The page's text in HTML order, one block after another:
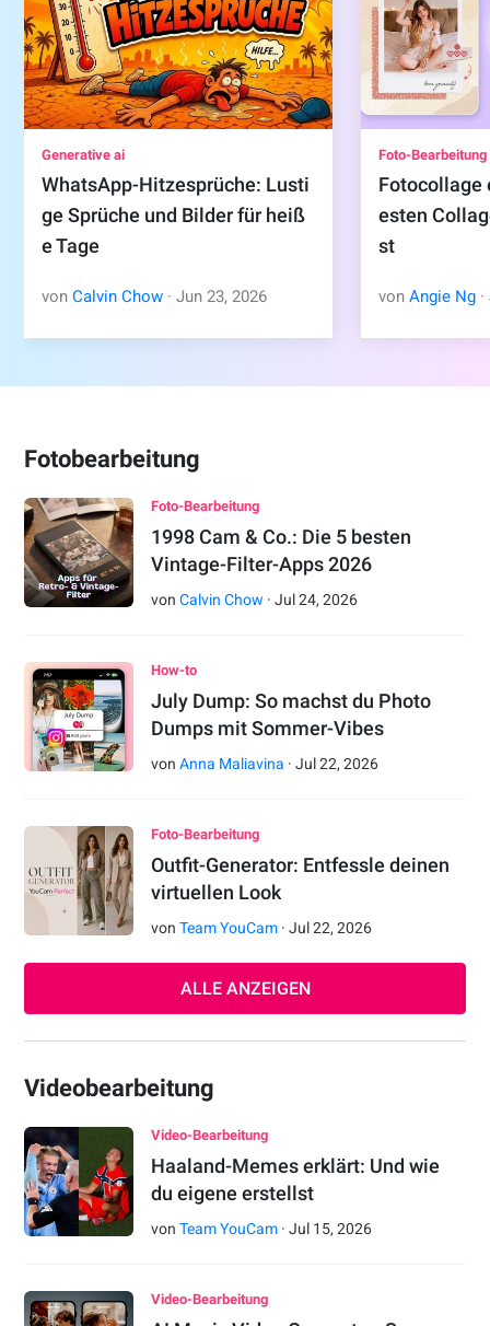
Generative ai
WhatsApp-Hitzesprüche: Lusti
ge Sprüche und Bilder für heiß
e Tage
vonCalvin Chow ·Jun 23, 2026
Foto-Bearbeitung
Fotocollage
esten
st
vonAngie Ng ·
Fotobearbeitung
Foto-Bearbeitung
1998 Cam & Co.: Die 5 besten
Vintage-Filter-Apps 2026
vonCalvin Chow ·Jul 24,2026
How-to
July Dump: So machst du Photo
Dumps mit Sommer-Vibes
vonAnna Maliavina ·Jul 22,2026
Foto-Bearbeitung
Outfit-Generator: Entfessle deinen
virtuellen Look
vonTeam YouCam ·Jul 22,2026
ALLE ANZEIGEN
Videobearbeitung
Video-Bearbeitung
Haaland-Memes erklärt: Und wie
du eigene erstellst
vonTeam YouCam ·Jul 15,2026
Video-Bearbeitung